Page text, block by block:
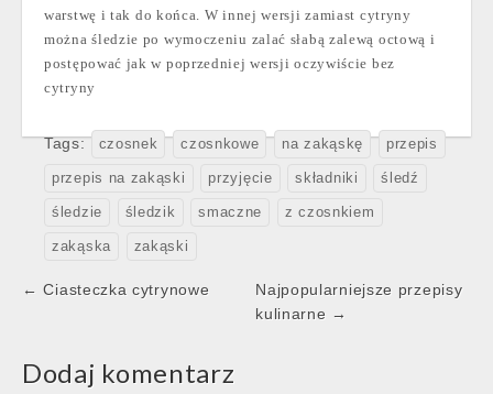
warstwę i tak do końca. W innej wersji zamiast cytryny
można śledzie po wymoczeniu zalać słabą zalewą octową i
postępować jak w poprzedniej wersji oczywiście bez
cytryny
Tags: czosnek czosnkowe na zakąskę przepis
przepis na zakąski przyjęcie składniki śledź
śledzie śledzik smaczne z czosnkiem
zakąska zakąski
Post
← Ciasteczka cytrynowe
Najpopularniejsze przepisy
kulinarne →
Dodaj komentarz